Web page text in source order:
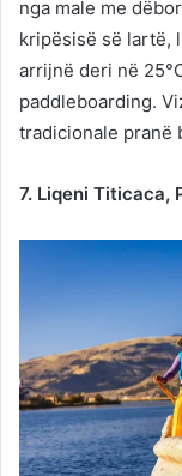
nga male me
kripësisë së lartë,
arrijnë deri në
paddleboarding.
tradicionale pranë
7. Liqeni Titicaca,